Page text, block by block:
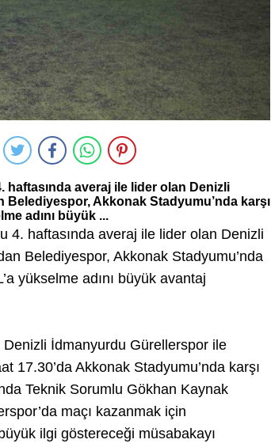
averaj ile lider olan Denizli
Akkonak Stadyumu’nda karşı
adını büyük ...
4. haftasında averaj ile lider olan Denizli
Belediyespor, Akkonak Stadyumu’nda
yükselme adını büyük avantaj
Denizli İdmanyurdu Gürellerspor ile
17.30’da Akkonak Stadyumu’nda karşı
Teknik Sorumlu Gökhan Kaynak
maçı kazanmak için
ilgi göstereceği müsabakayı